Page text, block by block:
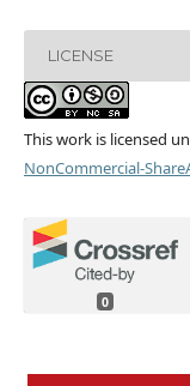
LICENSE
This work is licensed
NonCommercial-
0